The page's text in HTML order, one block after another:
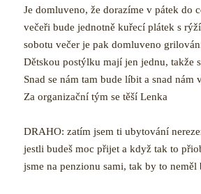
Je domluveno, že dorazíme v pátek do
večeři bude jednotně kuřecí plátek s
sobotu večer je pak domluveno
Dětskou postýlku mají jen jednu, takže
Snad se nám tam bude líbit a snad nám
Za organizační tým se těší Lenka
DRAHO: zatím jsem ti ubytování
jestli budeš moc přijet a když tak to
jsme na penzionu sami, tak by to neměl